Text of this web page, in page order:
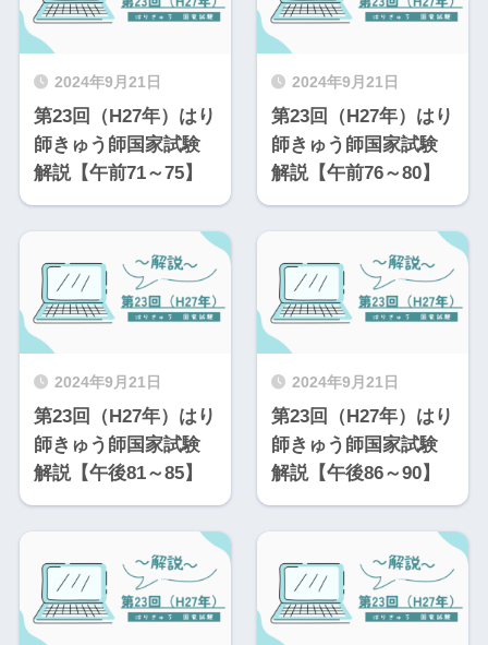
2024年9月21日
第23回（H27年）はり
師きゅう師国家試験
解説【午前71～75】
2024年9月21日
第23回（H27年）はり
師きゅう師国家試験
解説【午前76～80】
2024年9月21日
第23回（H27年）はり
師きゅう師国家試験
解説【午後81～85】
2024年9月21日
第23回（H27年）はり
師きゅう師国家試験
解説【午後86～90】